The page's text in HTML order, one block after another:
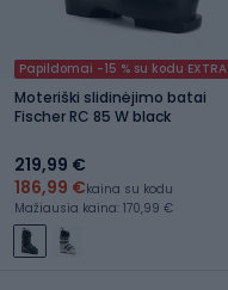
Papildomai -15 % su kodu EXTRA
Moteriški slidinėjimo batai
Fischer RC 85 W black
219,99 €
186,99 €kaina su kodu
Mažiausia kaina: 170,99 €